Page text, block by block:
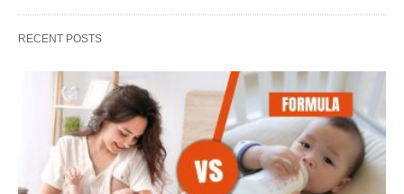
RECENT POSTS